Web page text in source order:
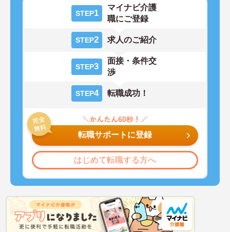
STEP1
マイナビ介護
職にご登録
STEP2 求人のご紹介
STEP3
面接・条件交
渉
STEP4 転職成功！
転職サポートに登録
はじめて転職する方へ